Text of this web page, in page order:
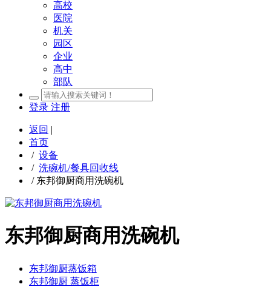
高校
医院
机关
园区
企业
高中
部队
登录 注册
返回 |
首页
/ 设备
/ 洗碗机/餐具回收线
/ 东邦御厨商用洗碗机
东邦御厨商用洗碗机
东邦御厨蒸饭箱
东邦御厨 蒸饭柜